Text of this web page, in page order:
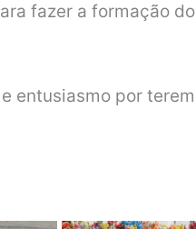
fazer a formação do
entusiasmo por terem